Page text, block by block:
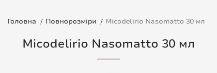
Головна Повнорозміри Micodelirio Nasomatto 30 мл
Micodelirio Nasomatto 30 мл